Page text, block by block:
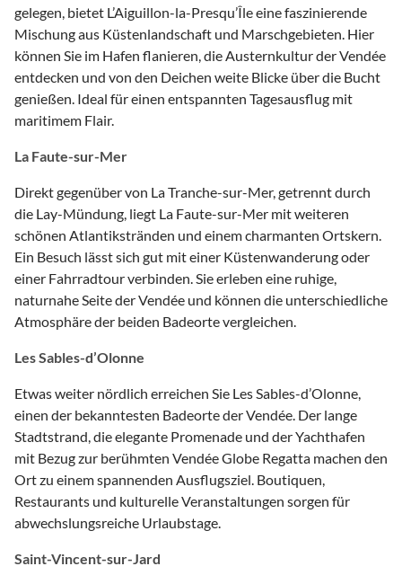
gelegen, bietet L’Aiguillon-la-Presqu’Île eine faszinierende
Mischung aus Küstenlandschaft und Marschgebieten. Hier
können Sie im Hafen flanieren, die Austernkultur der Vendée
entdecken und von den Deichen weite Blicke über die Bucht
genießen. Ideal für einen entspannten Tagesausflug mit
maritimem Flair.
La Faute-sur-Mer
Direkt gegenüber von La Tranche-sur-Mer, getrennt durch
die Lay-Mündung, liegt La Faute-sur-Mer mit weiteren
schönen Atlantikstränden und einem charmanten Ortskern.
Ein Besuch lässt sich gut mit einer Küstenwanderung oder
einer Fahrradtour verbinden. Sie erleben eine ruhige,
naturnahe Seite der Vendée und können die unterschiedliche
Atmosphäre der beiden Badeorte vergleichen.
Les Sables-d’Olonne
Etwas weiter nördlich erreichen Sie Les Sables-d’Olonne,
einen der bekanntesten Badeorte der Vendée. Der lange
Stadtstrand, die elegante Promenade und der Yachthafen
mit Bezug zur berühmten Vendée Globe Regatta machen den
Ort zu einem spannenden Ausflugsziel. Boutiquen,
Restaurants und kulturelle Veranstaltungen sorgen für
abwechslungsreiche Urlaubstage.
Saint-Vincent-sur-Jard